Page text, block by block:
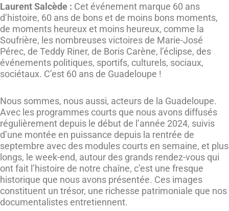
Laurent Salcède : Cet événement marque 60 ans
d’histoire, 60 ans de bons et de moins bons moments,
de moments heureux et moins heureux, comme la
Soufrière, les nombreuses victoires de Marie-José
Pérec, de Teddy Riner, de Boris Carène, l’éclipse, des
événements politiques, sportifs, culturels, sociaux,
sociétaux. C’est 60 ans de Guadeloupe !
Nous sommes, nous aussi, acteurs de la Guadeloupe.
Avec les programmes courts que nous avons diffusés
régulièrement depuis le début de l’année 2024, suivis
d’une montée en puissance depuis la rentrée de
septembre avec des modules courts en semaine, et plus
longs, le week-end, autour des grands rendez-vous qui
ont fait l’histoire de notre chaîne, c’est une fresque
historique que nous avons présentée. Ces images
constituent un trésor, une richesse patrimoniale que nos
documentalistes entretiennent.